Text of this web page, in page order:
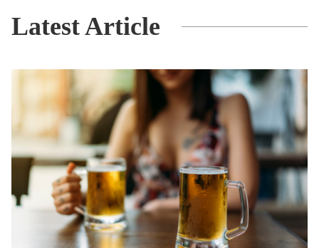
Latest Article